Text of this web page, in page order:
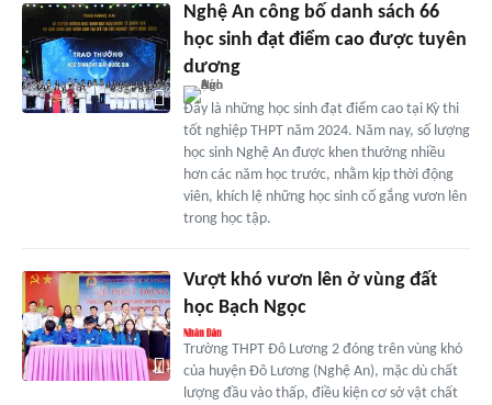
Nghệ An công bố danh sách 66
học sinh đạt điểm cao được tuyên
dương
Đây là những học sinh đạt điểm cao tại Kỳ thi
tốt nghiệp THPT năm 2024. Năm nay, số lượng
học sinh Nghệ An được khen thưởng nhiều
hơn các năm học trước, nhằm kịp thời động
viên, khích lệ những học sinh cố gắng vươn lên
trong học tập.
Vượt khó vươn lên ở vùng đất
học Bạch Ngọc
Trường THPT Đô Lương 2 đóng trên vùng khó
của huyện Đô Lương (Nghệ An), mặc dù chất
lượng đầu vào thấp, điều kiện cơ sở vật chất